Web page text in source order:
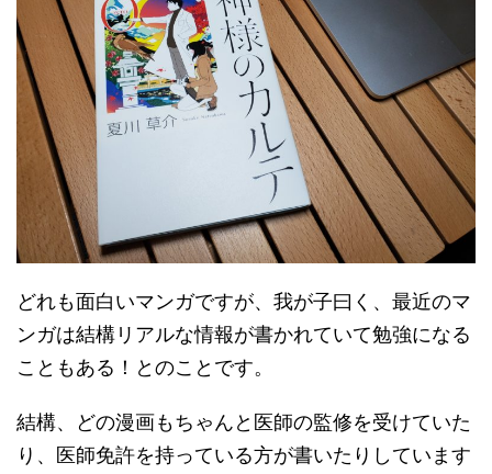
どれも面白いマンガですが、我が子曰く、最近のマ
ンガは結構リアルな情報が書かれていて勉強になる
こともある！とのことです。
結構、どの漫画もちゃんと医師の監修を受けていた
り、医師免許を持っている方が書いたりしています